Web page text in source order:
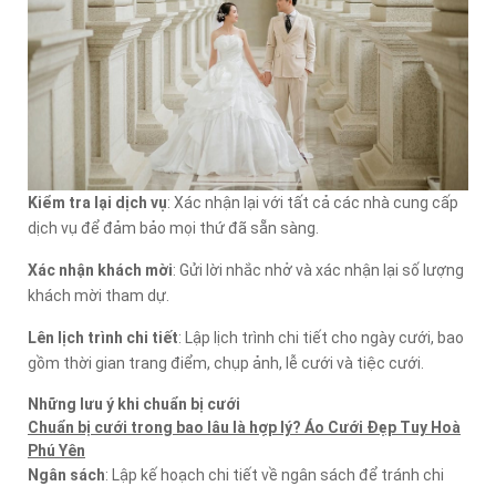
Kiểm tra lại dịch vụ: Xác nhận lại với tất cả các nhà cung cấp
dịch vụ để đảm bảo mọi thứ đã sẵn sàng.
Xác nhận khách mời: Gửi lời nhắc nhở và xác nhận lại số lượng
khách mời tham dự.
Lên lịch trình chi tiết: Lập lịch trình chi tiết cho ngày cưới, bao
gồm thời gian trang điểm, chụp ảnh, lễ cưới và tiệc cưới.
Những lưu ý khi chuẩn bị cưới
Chuẩn bị cưới trong bao lâu là hợp lý? Áo Cưới Đẹp Tuy Hoà
Phú Yên
Ngân sách: Lập kế hoạch chi tiết về ngân sách để tránh chi